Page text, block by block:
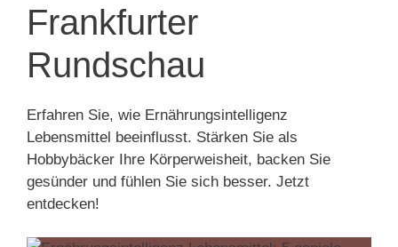
Frankfurter
Rundschau
Erfahren Sie, wie Ernährungsintelligenz
Lebensmittel beeinflusst. Stärken Sie als
Hobbybäcker Ihre Körperweisheit, backen Sie
gesünder und fühlen Sie sich besser. Jetzt
entdecken!